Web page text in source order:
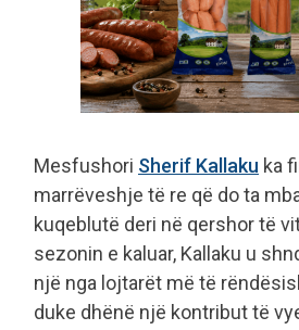
Mesfushori Sherif Kallaku ka
marrëveshje të re që do ta
kuqeblutë deri në qershor të
sezonin e kaluar, Kallaku u
një nga lojtarët më të
duke dhënë një kontribut të